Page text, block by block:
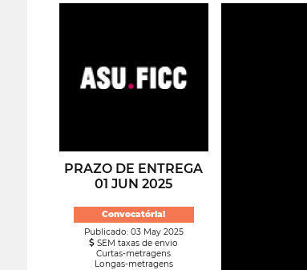
PRAZO DE ENTREGA
01 JUN 2025
Convocatória!
Publicado: 03 May 2025
SEM taxas de envio
Curtas-metragens
Longas-metragens